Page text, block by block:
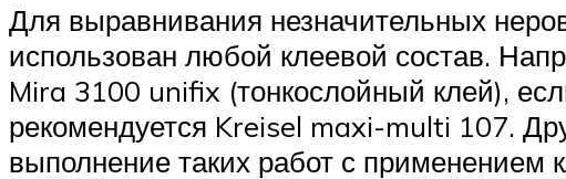
Для выравнивания незначительных
использован любой клеевой состав.
Mira 3100 unifix (тонкослойный клей),
рекомендуется Kreisel maxi-multi 107.
выполнение таких работ с применением